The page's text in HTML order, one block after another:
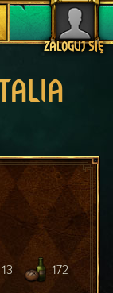
ZALOGUJ SIĘ
13 172